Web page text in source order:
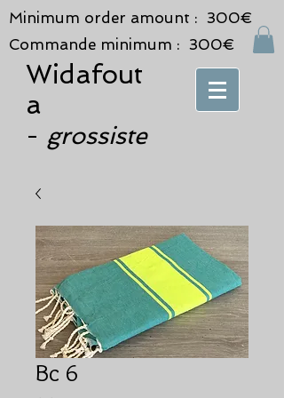
Minimum order amount : 300€
Commande minimum : 300€
Widafout
a
- grossiste
Bc 6